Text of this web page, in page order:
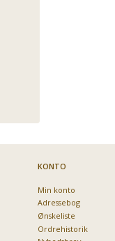
KONTO
Min konto
Adressebog
Ønskeliste
Ordrehistorik